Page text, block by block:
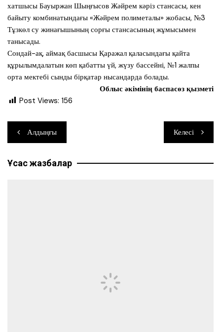
хатшысы Бауыржан Шыңғысов Жәйрем кәріз стансасы, кен
байыту комбинатындағы «Жәйрем полиметалы» жобасы, №3
Тұзкөл су жинағышының сорғы стансасының жұмысымен
танысады.
Сондай-ақ, аймақ басшысы Қаражал қаласындағы қайта
құрылымдалатын көп қабатты үй, жүзу бассейні, №1 жалпы
орта мектебі сынды бірқатар нысандарда болады.
Облыс әкімінің баспасөз қызметі
Post Views: 156
Навигация
по
записям
Алдыңғы Келесі
Ұқсас жазбалар